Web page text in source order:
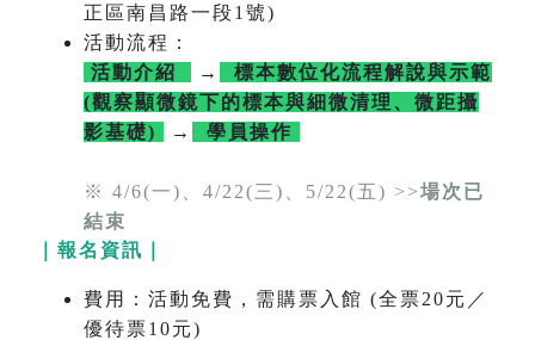
正區南昌路一段1號)
活動流程：
活動介紹
→
標本數位化流程解說與示範
(觀察顯微鏡下的標本與細微清理、微距攝
影基礎)
→ 學員操作
※ 4/6(一)、4/22(三)、5/22(五) >>場次已
結束
｜報名資訊｜
費用：活動免費，需購票入館 (全票20元／
優待票10元)